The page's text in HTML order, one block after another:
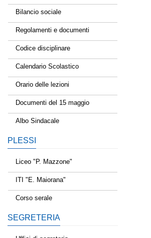
Bilancio sociale
Regolamenti e documenti
Codice disciplinare
Calendario Scolastico
Orario delle lezioni
Documenti del 15 maggio
Albo Sindacale
PLESSI
Liceo "P. Mazzone"
ITI "E. Maiorana"
Corso serale
SEGRETERIA